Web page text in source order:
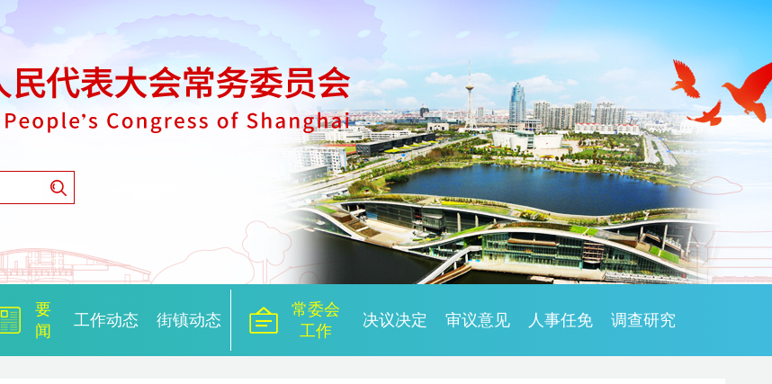
要
闻
工作动态 街镇动态
常委会
工作
决议决定 审议意见 人事任免 调查研究